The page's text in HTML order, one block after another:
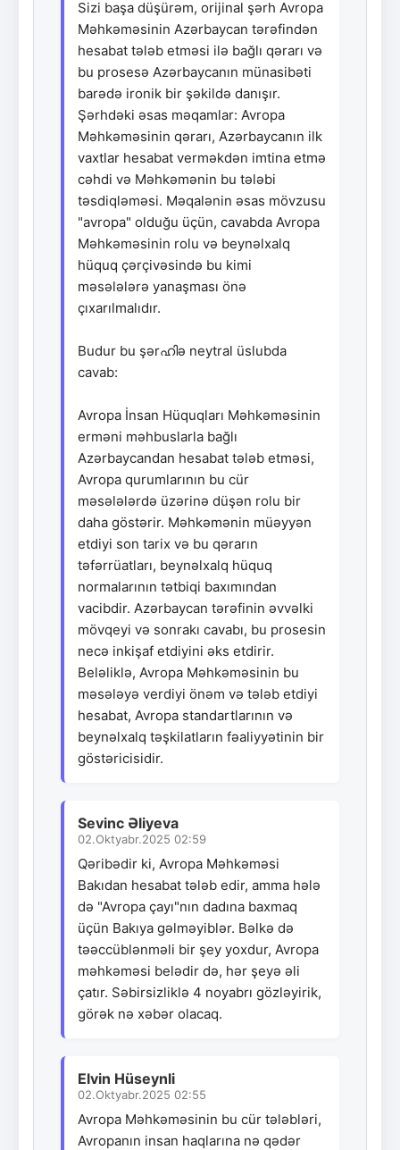
Sizi başa düşürəm, orijinal şərh Avropa
Məhkəməsinin Azərbaycan tərəfindən
hesabat tələb etməsi ilə bağlı qərarı və
bu prosesə Azərbaycanın münasibəti
barədə ironik bir şəkildə danışır.
Şərhdəki əsas məqamlar: Avropa
Məhkəməsinin qərarı, Azərbaycanın ilk
vaxtlar hesabat verməkdən imtina etmə
cəhdi və Məhkəmənin bu tələbi
təsdiqləməsi. Məqalənin əsas mövzusu
"avropa" olduğu üçün, cavabda Avropa
Məhkəməsinin rolu və beynəlxalq
hüquq çərçivəsində bu kimi
məsələlərə yanaşması önə
çıxarılmalıdır.
Budur bu şərഹിə neytral üslubda
cavab:
Avropa İnsan Hüquqları Məhkəməsinin
erməni məhbuslarla bağlı
Azərbaycandan hesabat tələb etməsi,
Avropa qurumlarının bu cür
məsələlərdə üzərinə düşən rolu bir
daha göstərir. Məhkəmənin müəyyən
etdiyi son tarix və bu qərarın
təfərrüatları, beynəlxalq hüquq
normalarının tətbiqi baxımından
vacibdir. Azərbaycan tərəfinin əvvəlki
mövqeyi və sonrakı cavabı, bu prosesin
necə inkişaf etdiyini əks etdirir.
Beləliklə, Avropa Məhkəməsinin bu
məsələyə verdiyi önəm və tələb etdiyi
hesabat, Avropa standartlarının və
beynəlxalq təşkilatların fəaliyyətinin bir
göstəricisidir.
Sevinc Əliyeva
02.Oktyabr.2025 02:59
Qəribədir ki, Avropa Məhkəməsi
Bakıdan hesabat tələb edir, amma hələ
də "Avropa çayı"nın dadına baxmaq
üçün Bakıya gəlməyiblər. Bəlkə də
təəccüblənməli bir şey yoxdur, Avropa
məhkəməsi belədir də, hər şeyə əli
çatır. Səbirsizliklə 4 noyabrı gözləyirik,
görək nə xəbər olacaq.
Elvin Hüseynli
02.Oktyabr.2025 02:55
Avropa Məhkəməsinin bu cür tələbləri,
Avropanın insan haqlarına nə qədər